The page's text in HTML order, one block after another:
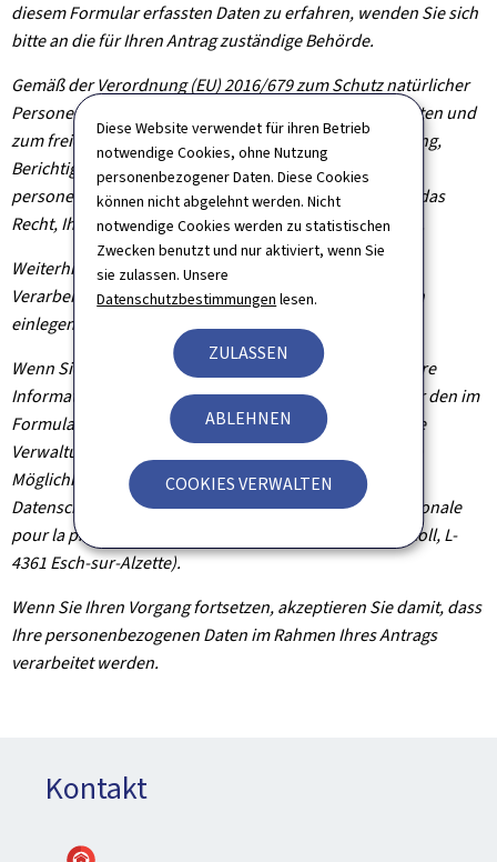
Diese Website verwendet für ihren Betrieb
notwendige Cookies, ohne Nutzung
personenbezogener Daten. Diese Cookies
können nicht abgelehnt werden. Nicht
notwendige Cookies werden zu statistischen
Zwecken benutzt und nur aktiviert, wenn Sie
sie zulassen. Unsere
Datenschutzbestimmungen lesen.
ZULASSEN
ABLEHNEN
COOKIES VERWALTEN
diesem Formular erfassten Daten zu erfahren, wenden Sie sich
bitte an die für Ihren Antrag zuständige Behörde.
Gemäß der Verordnung (EU) 2016/679 zum Schutz natürlicher
Personen bei der Verarbeitung personenbezogener Daten und
zum freien Datenverkehr haben Sie das Recht auf Zugang,
Berichtigung und gegebenenfalls Löschung Ihrer
personenbezogenen Informationen. Sie haben zudem das
Recht, Ihre erteilte Einwilligung jederzeit zu widerrufen.
Weiterhin können Sie, außer in Fällen, in denen die
Verarbeitung Ihrer Daten verpflichtend ist, Widerspruch
einlegen, wenn dieser rechtmäßig begründet ist.
Wenn Sie diese Rechte ausüben und/oder Einsicht in Ihre
Informationen nehmen möchten, können Sie sich unter den im
Formular angegebenen Kontaktdaten an die zuständige
Verwaltungsbehörde wenden. Sie haben außerdem die
Möglichkeit, bei der Nationalen Kommission für den
Datenschutz Beschwerde einzulegen (Commission nationale
pour la protection des données, 1, Avenue du Rock'n'Roll, L-
4361 Esch-sur-Alzette).
Wenn Sie Ihren Vorgang fortsetzen, akzeptieren Sie damit, dass
Ihre personenbezogenen Daten im Rahmen Ihres Antrags
verarbeitet werden.
Kontakt